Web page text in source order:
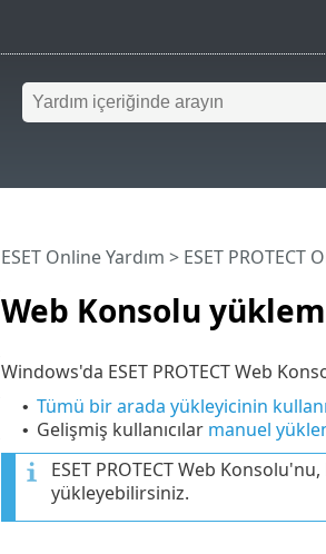
Web Konsolu
ESET Online Yardım > ESET PROTECT
Windows'da ESET PROTECT Web
• Tümü bir arada yükleyicinin
• Gelişmiş kullanıcılar manuel
ESET PROTECT Web
yükleyebilirsiniz.